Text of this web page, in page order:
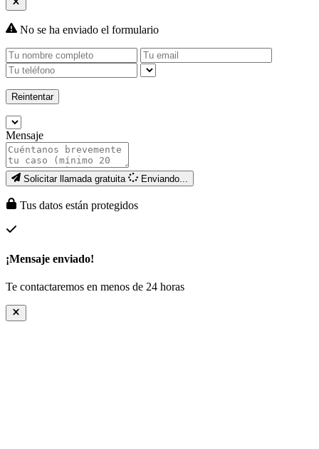
No se ha enviado el formulario
Reintentar
Mensaje
Solicitar llamada gratuita Enviando...
Tus datos están protegidos
¡Mensaje enviado!
Te contactaremos en menos de 24 horas